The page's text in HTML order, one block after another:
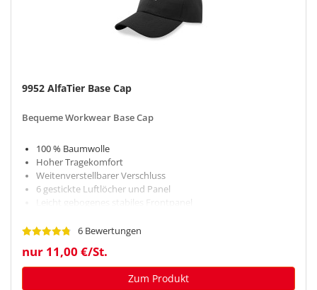
9952 AlfaTier Base Cap
Bequeme Workwear Base Cap
100 % Baumwolle
Hoher Tragekomfort
Weitenverstellbarer Verschluss
6 gestickte Luftlöcher und Panel
Leicht gebogenes stabiles Frontpanel
6 Bewertungen
nur 11,00 €/St.
Zum Produkt